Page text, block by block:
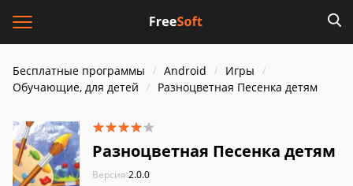
Бесплатные программы Android
Игры
Обучающие, для детей
Разноцветная Песенка детям
Разноцветная Песенка детям
Версия:2.0.0